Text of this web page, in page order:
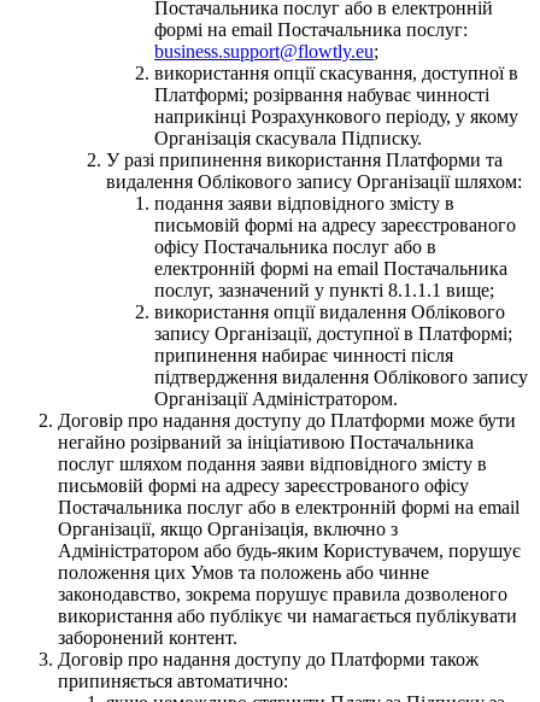
Постачальника послуг або в електронній
формі на email Постачальника послуг:
business.support@flowtly.eu;
використання опції скасування, доступної в
Платформі; розірвання набуває чинності
наприкінці Розрахункового періоду, у якому
Організація скасувала Підписку.
У разі припинення використання Платформи та
видалення Облікового запису Організації шляхом:
подання заяви відповідного змісту в
письмовій формі на адресу зареєстрованого
офісу Постачальника послуг або в
електронній формі на email Постачальника
послуг, зазначений у пункті 8.1.1.1 вище;
використання опції видалення Облікового
запису Організації, доступної в Платформі;
припинення набирає чинності після
підтвердження видалення Облікового запису
Організації Адміністратором.
Договір про надання доступу до Платформи може бути
негайно розірваний за ініціативою Постачальника
послуг шляхом подання заяви відповідного змісту в
письмовій формі на адресу зареєстрованого офісу
Постачальника послуг або в електронній формі на email
Організації, якщо Організація, включно з
Адміністратором або будь-яким Користувачем, порушує
положення цих Умов та положень або чинне
законодавство, зокрема порушує правила дозволеного
використання або публікує чи намагається публікувати
заборонений контент.
Договір про надання доступу до Платформи також
припиняється автоматично: